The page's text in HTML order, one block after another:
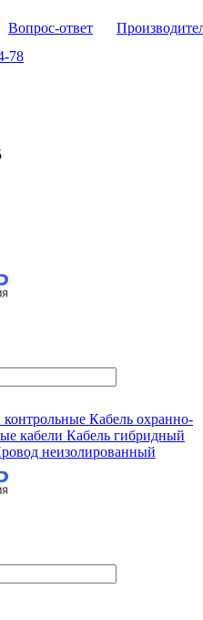
Вопрос-ответ
78
контрольные Кабель охранно-
кабели Кабель гибридный
неизолированный